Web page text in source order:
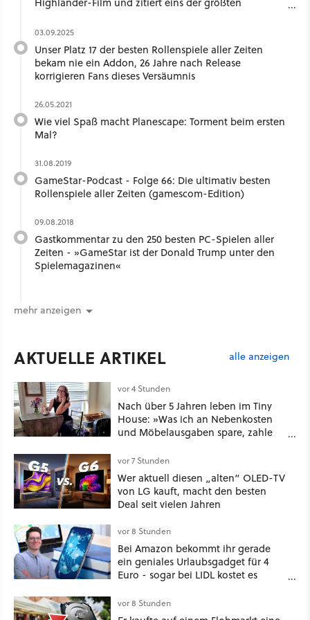
03.09.2025
Unser Platz 17 der besten Rollenspiele aller Zeiten
bekam nie ein Addon, 26 Jahre nach Release
korrigieren Fans dieses Versäumnis
26.05.2021
Wie viel Spaß macht Planescape: Torment beim ersten
Mal?
31.08.2019
GameStar-Podcast - Folge 66: Die ultimativ besten
Rollenspiele aller Zeiten (gamescom-Edition)
09.08.2018
Gastkommentar zu den 250 besten PC-Spielen aller
Zeiten - »GameStar ist der Donald Trump unter den
Spielemagazinen«
mehr anzeigen
AKTUELLE ARTIKEL alle anzeigen
vor 4 Stunden
Nach über 5 Jahren leben im Tiny
House: »Was ich an Nebenkosten
und Möbelausgaben spare, zahle
und dem Verlust des
Zusammengehörigkeitsgefühls, das
entsteht, wenn man Platz zum
Teilen hat.«
vor 7 Stunden
Wer aktuell diesen „alten“ OLED-TV
von LG kauft, macht den besten
Deal seit vielen Jahren
vor 8 Stunden
Bei Amazon bekommt ihr gerade
ein geniales Urlaubsgadget für 4
Euro - sogar bei LIDL kostet es
vor 8 Stunden